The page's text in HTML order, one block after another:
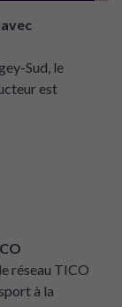
Sud, le
est